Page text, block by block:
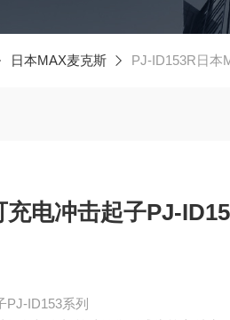
日本MAX麦克斯 PJ-ID153R日本
电冲击起子PJ-
PJ-ID153系列